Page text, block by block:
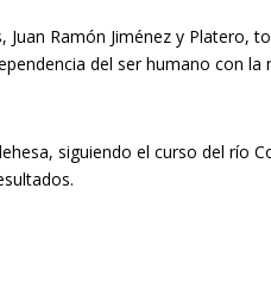
Juan Ramón Jiménez y
del ser humano con la
siguiendo el curso del río